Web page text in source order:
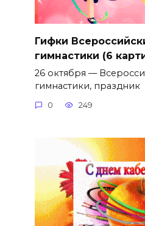
Гифки
гимнастики (6
26 октября —
гимнастики, праздник
0 249